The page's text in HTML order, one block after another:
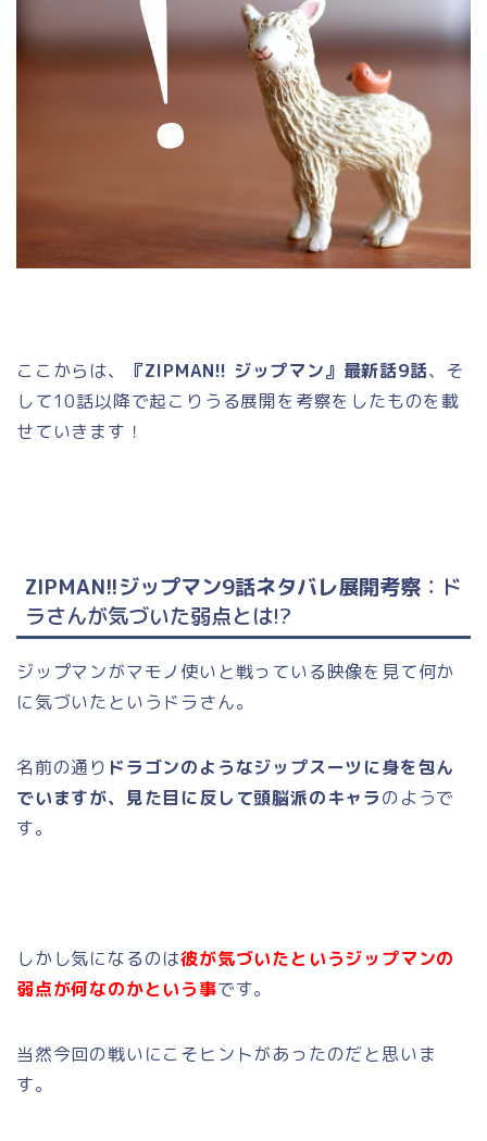
ここからは、 『ZIPMAN!! ジップマン』最新話9話、そ
して10話以降で起こりうる展開を考察をしたものを載
せていきます！
ZIPMAN!!ジップマン9話ネタバレ展開考察 ：ド
ラさんが気づいた弱点とは!?
ジップマンがマモノ使いと戦っている映像を見て何か
に気づいたというドラさん。
名前の通り ドラゴンのようなジップスーツに身を包ん
でいますが、見た目に反して頭脳派のキャラのようで
す。
しかし気になるのは彼が気づいたというジップマンの
弱点が何なのかという事です。
当然今回の戦いにこそヒントがあったのだと思いま
す。